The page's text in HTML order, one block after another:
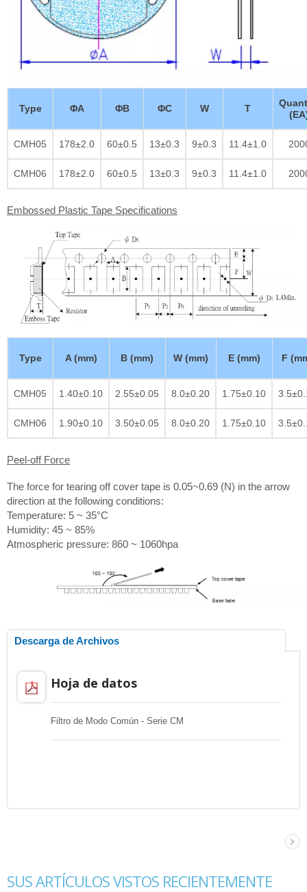
Type ΦA ΦB ΦC W T
CMH05 178±2.0 60±0.5 13±0.3 9±0.3 11.4±1.0
CMH06 178±2.0 60±0.5 13±0.3 9±0.3 11.4±1.0
Embossed Plastic Tape Specifications
Type A (mm) B (mm) W (mm) E (mm) F
CMH05 1.40±0.10 2.55±0.05 8.0±0.20 1.75±0.10
CMH06 1.90±0.10 3.50±0.05 8.0±0.20 1.75±0.10
Peel-off Force
The force for tearing off cover tape is 0.05~0.69 (N) in the arrow
direction at the following conditions:
Temperature: 5 ~ 35°C
Humidity: 45 ~ 85%
Atmospheric pressure: 860 ~ 1060hpa
Descarga de Archivos
Hoja de datos
Filtro de Modo Común - Serie CM
SUS ARTÍCULOS VISTOS RECIENTEMENTE